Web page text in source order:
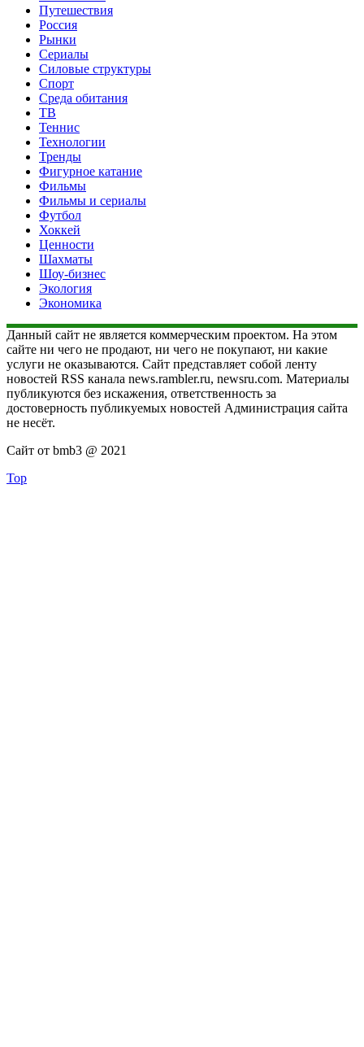
Путешествия
Россия
Рынки
Сериалы
Силовые структуры
Спорт
Среда обитания
ТВ
Теннис
Технологии
Тренды
Фигурное катание
Фильмы
Фильмы и сериалы
Футбол
Хоккей
Ценности
Шахматы
Шоу-бизнес
Экология
Экономика
Данный сайт не является коммерческим проектом. На этом
сайте ни чего не продают, ни чего не покупают, ни какие
услуги не оказываются. Сайт представляет собой ленту
новостей RSS канала news.rambler.ru, newsru.com. Материалы
публикуются без искажения, ответственность за
достоверность публикуемых новостей Администрация сайта
не несёт.
Сайт от bmb3 @ 2021
Top